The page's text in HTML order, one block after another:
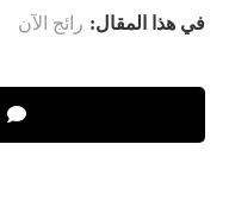
في هذا المقال: رائج الآن